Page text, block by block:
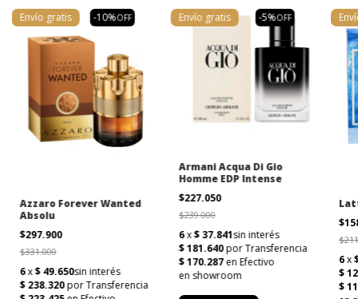
Envío gratis
Azzaro Forever Wanted
Absolu
$297.900
-10%OFF
$331.000
Envío gratis
Armani Acqua Di Gio
Homme EDP Intense
$227.050
-5%OFF
$239.000